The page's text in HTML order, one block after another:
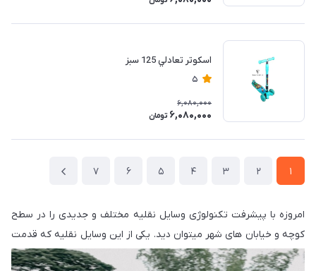
اسكوتر تعادلي 125 سبز
5
6,080,000
6,080,000 تومان
1
2
3
4
5
6
7
امروزه با پیشرفت تکنولوژی وسایل نقلیه مختلف و جدیدی را در سطح
کوچه و خیابان های شهر میتوان دید. یکی از این وسایل نقلیه که قدمت
چندانی نداشته و در ابتدا برای سرگرمی کودکان ساخته شده بود اسکوتر